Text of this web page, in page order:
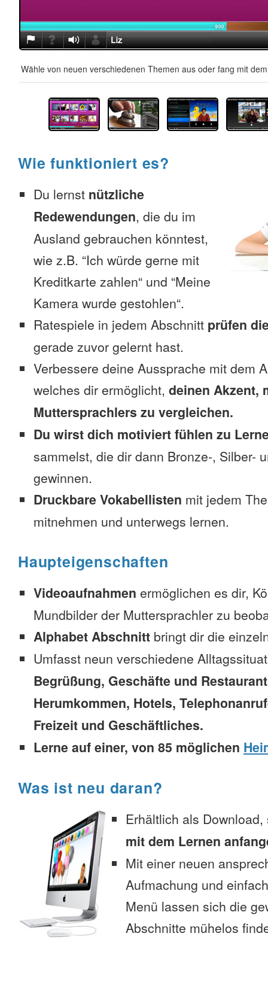
Wähle von neuen verschiedenen Themen aus oder fang mit
Wie funktioniert es?
Du lernst nützliche
Redewendungen, die du im
Ausland gebrauchen könntest,
wie z.B. “Ich würde gerne mit
Kreditkarte zahlen“ und “Meine
Kamera wurde gestohlen“.
Ratespiele in jedem Abschnitt prüfen
gerade zuvor gelernt hast.
Verbessere deine Aussprache mit dem
welches dir ermöglicht, deinen Akzent,
Muttersprachlers zu vergleichen.
Du wirst dich motiviert fühlen zu
sammelst, die dir dann Bronze-, Silber-
gewinnen.
Druckbare Vokabellisten mit jedem
mitnehmen und unterwegs lernen.
Haupteigenschaften
Videoaufnahmen ermöglichen es dir,
Mundbilder der Muttersprachler zu
Alphabet Abschnitt bringt dir die
Umfasst neun verschiedene
Begrüßung, Geschäfte und
Herumkommen, Hotels,
Freizeit und Geschäftliches.
Lerne auf einer, von 85 möglichen
Was ist neu daran?
Erhältlich als
mit dem Lernen
Mit einer neuen
Aufmachung und
Menü lassen sich die
Abschnitte mühelos